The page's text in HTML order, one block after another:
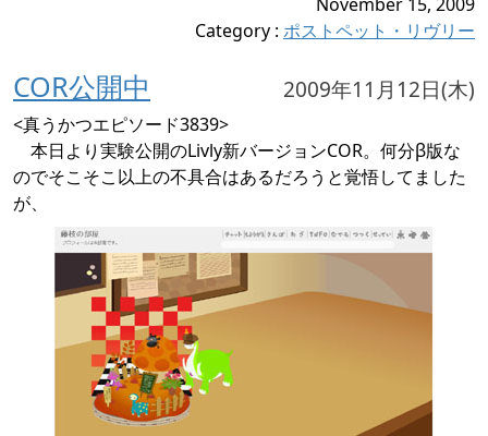
Category : ポストペット・リヴリー
COR公開中 2009年11月12日(木)
<真うかつエピソード3839>
本日より実験公開のLivly新バージョンCOR。何分β版な
のでそこそこ以上の不具合はあるだろうと覚悟してました
が、